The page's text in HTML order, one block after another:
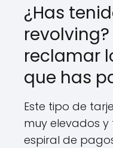
¿Has
reclamar
que has
Este tipo de
muy elevados
espiral de